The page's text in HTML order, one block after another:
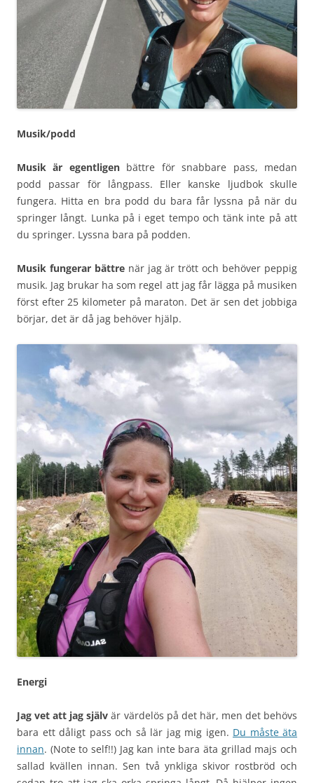
Musik/podd
Musik är egentligenbättre för snabbare pass, medan
podd passar för långpass. Eller kanske ljudbok skulle
fungera. Hitta en bra podd du bara får lyssna på när du
springer långt. Lunka på i eget tempo och tänk inte på att
du springer. Lyssna bara på podden.
Musik fungerar bättrenär jag är trött och behöver peppig
musik. Jag brukar ha som regel att jag får lägga på musiken
först efter 25 kilometer på maraton. Det är sen det jobbiga
börjar, det är då jag behöver hjälp.
Energi
Jag vet att jag själv är värdelös på det här, men det behövs
bara ett dåligt pass och så lär jag mig igen. Du måste äta
innan. (Note to self!!) Jag kan inte bara äta grillad majs och
sallad kvällen innan. Sen två ynkliga skivor rostbröd och